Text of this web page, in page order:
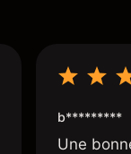
b*********
Une